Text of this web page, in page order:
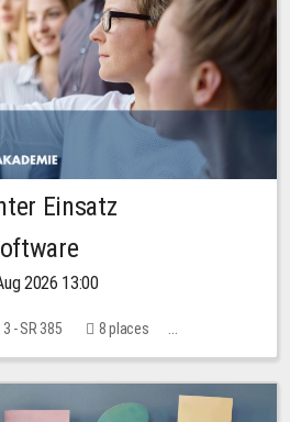
Einsatz
2026 13:00
- SR 385
8 places